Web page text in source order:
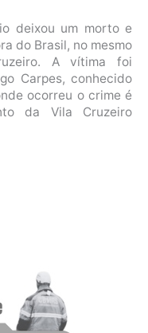
deixou um morto e
do Brasil, no mesmo
A vítima foi
Carpes, conhecido
ocorreu o crime é
da Vila Cruzeiro